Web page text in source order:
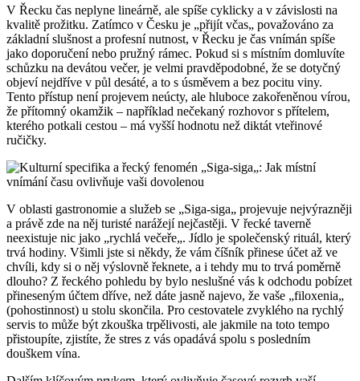
V Řecku čas neplyne lineárně, ale spíše cyklicky a v závislosti na
kvalitě prožitku. Zatímco v Česku je „přijít včas„ považováno za
základní slušnost a profesní nutnost, v Řecku je čas vnímán spíše
jako doporučení nebo pružný rámec. Pokud si s místním domluvíte
schůzku na devátou večer, je velmi pravděpodobné, že se dotyčný
objeví nejdříve v půl desáté, a to s úsměvem a bez pocitu viny.
Tento přístup není projevem neúcty, ale hluboce zakořeněnou vírou,
že přítomný okamžik – například nečekaný rozhovor s přítelem,
kterého potkali cestou – má vyšší hodnotu než diktát vteřinové
ručičky.
V oblasti gastronomie a služeb se „Siga-siga„ projevuje nejvýrazněji
a právě zde na něj turisté narážejí nejčastěji. V řecké taverně
neexistuje nic jako „rychlá večeře„. Jídlo je společenský rituál, který
trvá hodiny. Všimli jste si někdy, že vám číšník přinese účet až ve
chvíli, kdy si o něj výslovně řeknete, a i tehdy mu to trvá poměrně
dlouho? Z řeckého pohledu by bylo neslušné vás k odchodu pobízet
přineseným účtem dříve, než dáte jasně najevo, že vaše „filoxenia„
(pohostinnost) u stolu skončila. Pro cestovatele zvyklého na rychlý
servis to může být zkouška trpělivosti, ale jakmile na toto tempo
přistoupíte, zjistíte, že stres z vás opadává spolu s posledním
douškem vína.